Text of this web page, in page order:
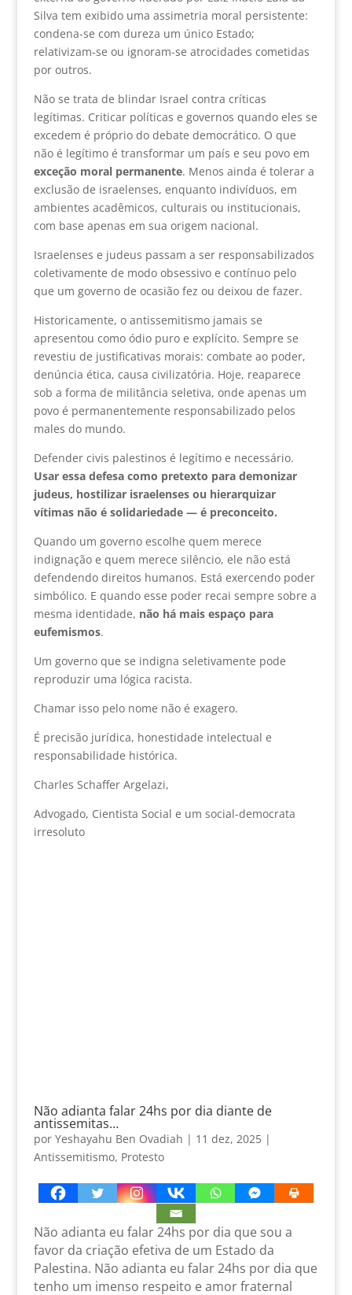
Silva tem exibido uma assimetria moral persistente:
condena-se com dureza um único Estado;
relativizam-se ou ignoram-se atrocidades cometidas
por outros.
Não se trata de blindar Israel contra críticas
legítimas. Criticar políticas e governos quando eles se
excedem é próprio do debate democrático. O que
não é legítimo é transformar um país e seu povo em
exceção moral permanente. Menos ainda é tolerar a
exclusão de israelenses, enquanto indivíduos, em
ambientes acadêmicos, culturais ou institucionais,
com base apenas em sua origem nacional.
Israelenses e judeus passam a ser responsabilizados
coletivamente de modo obsessivo e contínuo pelo
que um governo de ocasião fez ou deixou de fazer.
Historicamente, o antissemitismo jamais se
apresentou como ódio puro e explícito. Sempre se
revestiu de justificativas morais: combate ao poder,
denúncia ética, causa civilizatória. Hoje, reaparece
sob a forma de militância seletiva, onde apenas um
povo é permanentemente responsabilizado pelos
males do mundo.
Defender civis palestinos é legítimo e necessário.
Usar essa defesa como pretexto para demonizar
judeus, hostilizar israelenses ou hierarquizar
vítimas não é solidariedade — é preconceito.
Quando um governo escolhe quem merece
indignação e quem merece silêncio, ele não está
defendendo direitos humanos. Está exercendo poder
simbólico. E quando esse poder recai sempre sobre a
mesma identidade, não há mais espaço para
eufemismos.
Um governo que se indigna seletivamente pode
reproduzir uma lógica racista.
Chamar isso pelo nome não é exagero.
É precisão jurídica, honestidade intelectual e
responsabilidade histórica.
Charles Schaffer Argelazi,
Advogado, Cientista Social e um social-democrata
irresoluto
Não adianta falar 24hs por dia diante de
antissemitas…
por Yeshayahu Ben Ovadiah | 11 dez, 2025|
Antissemitismo, Protesto
Não adianta eu falar 24hs por dia que sou a
favor da criação efetiva de um Estado da
Palestina. Não adianta eu falar 24hs por dia que
tenho um imenso respeito e amor fraternal